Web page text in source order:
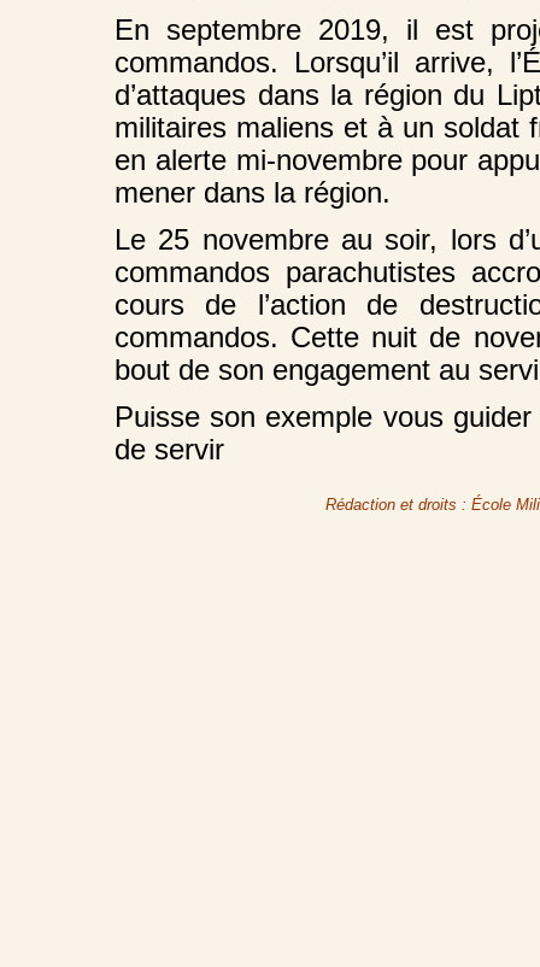
En septembre 2019, il est
commandos. Lorsqu’il arrive,
d’attaques dans la région du
militaires maliens et à un soldat
en alerte mi-novembre pour
mener dans la région.
Le 25 novembre au soir, lors
commandos parachutistes
cours de l’action de
commandos. Cette nuit de
bout de son engagement au
Puisse son exemple vous
de servir
Rédaction et droits : École